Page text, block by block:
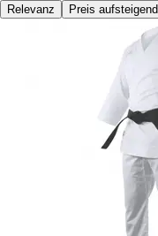
Relevanz
Preis aufsteigend